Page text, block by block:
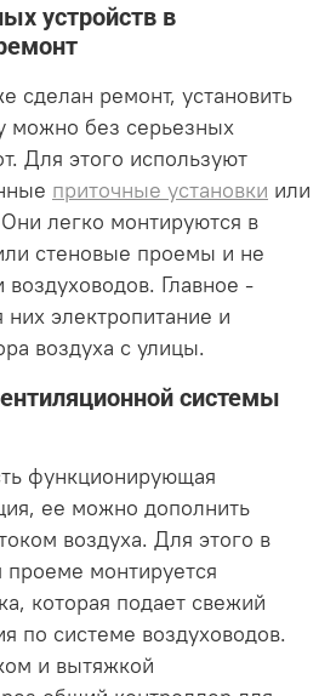
устройств в
сделан ремонт, установить
можно без серьезных
Для этого используют
приточные установки или
легко монтируются в
стеновые проемы и не
Главное -
электропитание и
воздуха с улицы.
системы
функционирующая
ее можно дополнить
воздуха. Для этого в
монтируется
которая подает свежий
по системе воздуховодов.
и вытяжкой